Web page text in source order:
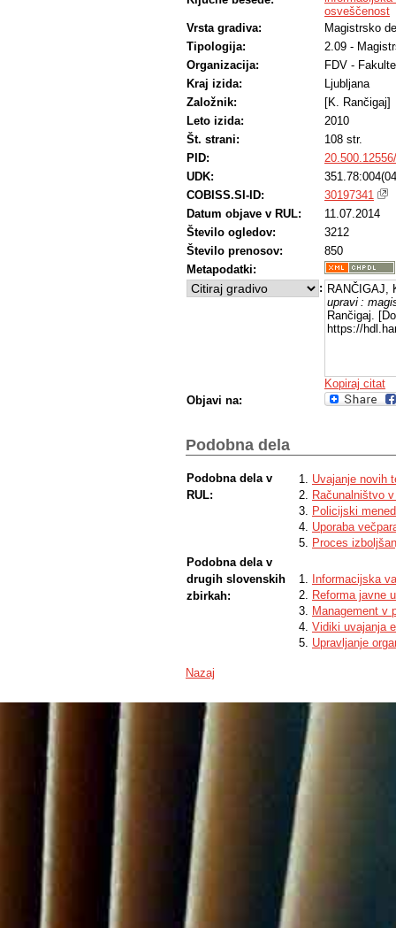
osveščenost
Vrsta gradiva:
Magistrsko
Tipologija:
2.09 -
Organizacija:
FDV -
Kraj izida:
Ljubljana
Založnik:
[K. Rančigaj]
Leto izida:
2010
Št. strani:
108 str.
PID:
UDK:
COBISS.SI-ID:
30197341
Datum objave v RUL:
11.07.2014
Število ogledov:
3212
Število prenosov:
850
Metapodatki:
: RANČIGAJ,
upravi :
Rančigaj.
https://
Kopiraj citat
Objavi na:
Podobna dela
Podobna dela v
RUL:
Uvajanje novih
Računalništvo
Policijski
Uporaba
Proces
Podobna dela v
drugih slovenskih
zbirkah:
Informacijska
Reforma javne
Management v
Vidiki uvajanja
Upravljanje
Nazaj